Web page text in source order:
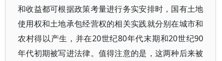
和收益都可根据政策考量进行务实安排时，国有土地
使用权和土地承包经营权的相关实践就分别在城市和
农村得以产生，并在20世纪80年代末期和20世纪90
年代初期被写进法律。值得注意的是，这两种后来被